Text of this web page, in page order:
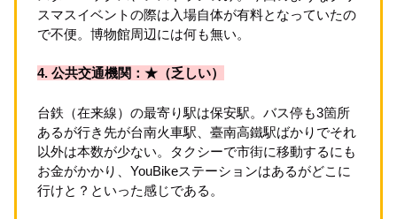
スマスイベントの際は入場自体が有料となっていたの
で不便。博物館周辺には何も無い。
4. 公共交通機関：★（乏しい）
台鉄（在来線）の最寄り駅は保安駅。バス停も3箇所
あるが行き先が台南火車駅、臺南高鐵駅ばかりでそれ
以外は本数が少ない。タクシーで市街に移動するにも
お金がかかり、YouBikeステーションはあるがどこに
行けと？といった感じである。